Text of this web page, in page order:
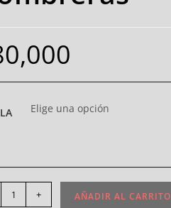
Elige una opción
+ AÑADIR AL CARRITO